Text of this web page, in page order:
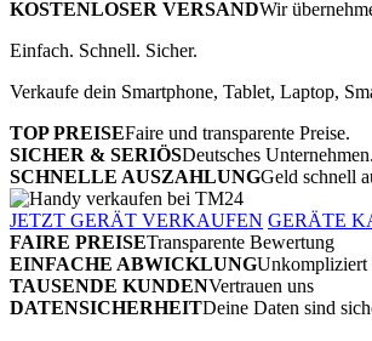
KOSTENLOSER VERSANDWir
Einfach. Schnell. Sicher.
Verkaufe dein Smartphone, Tablet, Laptop,
TOP PREISEFaire und transparente Preise.
SICHER & SERIÖSDeutsches Unternehmen.
SCHNELLE AUSZAHLUNGGeld schnell
JETZT GERÄT VERKAUFEN GERÄTE
FAIRE PREISETransparente Bewertung
EINFACHE ABWICKLUNGUnkompliziert
TAUSENDE KUNDENVertrauen uns
DATENSICHERHEITDeine Daten sind